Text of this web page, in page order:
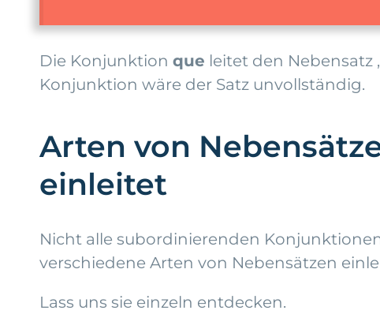
Die Konjunktion que leitet den Nebensatz
Konjunktion wäre der Satz unvollständig.
Arten von
einleitet
Nicht alle subordinierenden
verschiedene Arten von Nebensätzen
Lass uns sie einzeln entdecken.